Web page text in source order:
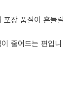
장 품질이 흔들릴
줄어드는 편입니